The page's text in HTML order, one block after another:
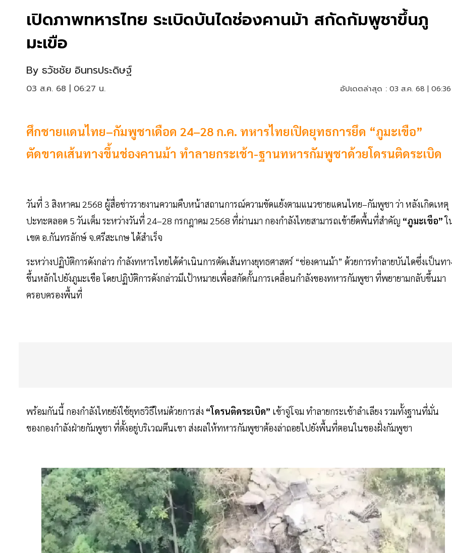
เปิดภาพทหารไทย ระเบิดบันไดช่องคานม้า สกัดกัมพูชาขึ้นภู
มะเขือ
By ธวัชชัย อินทรประดิษฐ์
03 ส.ค. 68 | 06:27 น. อัปเดตล่าสุด : 03 ส.ค. 68 |
ศึกชายแดนไทย–กัมพูชาเดือด 24–28 ก.ค. ทหารไทยเปิดยุทธการยึด “ภูมะเขือ”
ตัดขาดเส้นทางขึ้นช่องคานม้า ทำลายกระเช้า-ฐานทหารกัมพูชาด้วยโดรนติดระเบิด
วันที่ 3 สิงหาคม 2568 ผู้สื่อข่าวรายงานความคืบหน้าสถานการณ์ความขัดแย้งตามแนวชายแดนไทย–กัมพูชา ว่า หลังเกิดเหตุ
ปะทะตลอด 5 วันเต็ม ระหว่างวันที่ 24–28 กรกฎาคม 2568 ที่ผ่านมา กองกำลังไทยสามารถเข้ายึดพื้นที่สำคัญ “ภูมะเขือ”ใ
เขต อ.กันทรลักษ์ จ.ศรีสะเกษ ได้สำเร็จ
ระหว่างปฏิบัติการดังกล่าว กำลังทหารไทยได้ดำเนินการตัดเส้นทางยุทธศาสตร์ “ช่องคานม้า” ด้วยการทำลายบันไดซึ่งเป็นทา
ขึ้นหลักไปยังภูมะเขือ โดยปฏิบัติการดังกล่าวมีเป้าหมายเพื่อสกัดกั้นการเคลื่อนกำลังของทหารกัมพูชา ที่พยายามกลับขึ้นมา
ครอบครองพื้นที่
พร้อมกันนี้ กองกำลังไทยยังใช้ยุทธวิธีใหม่ด้วยการส่ง “โดรนติดระเบิด” เข้าจู่โจม ทำลายกระเช้าลำเลียง รวมทั้งฐานที่มั่น
ของกองกำลังฝ่ายกัมพูชา ที่ตั้งอยู่บริเวณตีนเขา ส่งผลให้ทหารกัมพูชาต้องล่าถอยไปยังพื้นที่ตอนในของฝั่งกัมพูชา